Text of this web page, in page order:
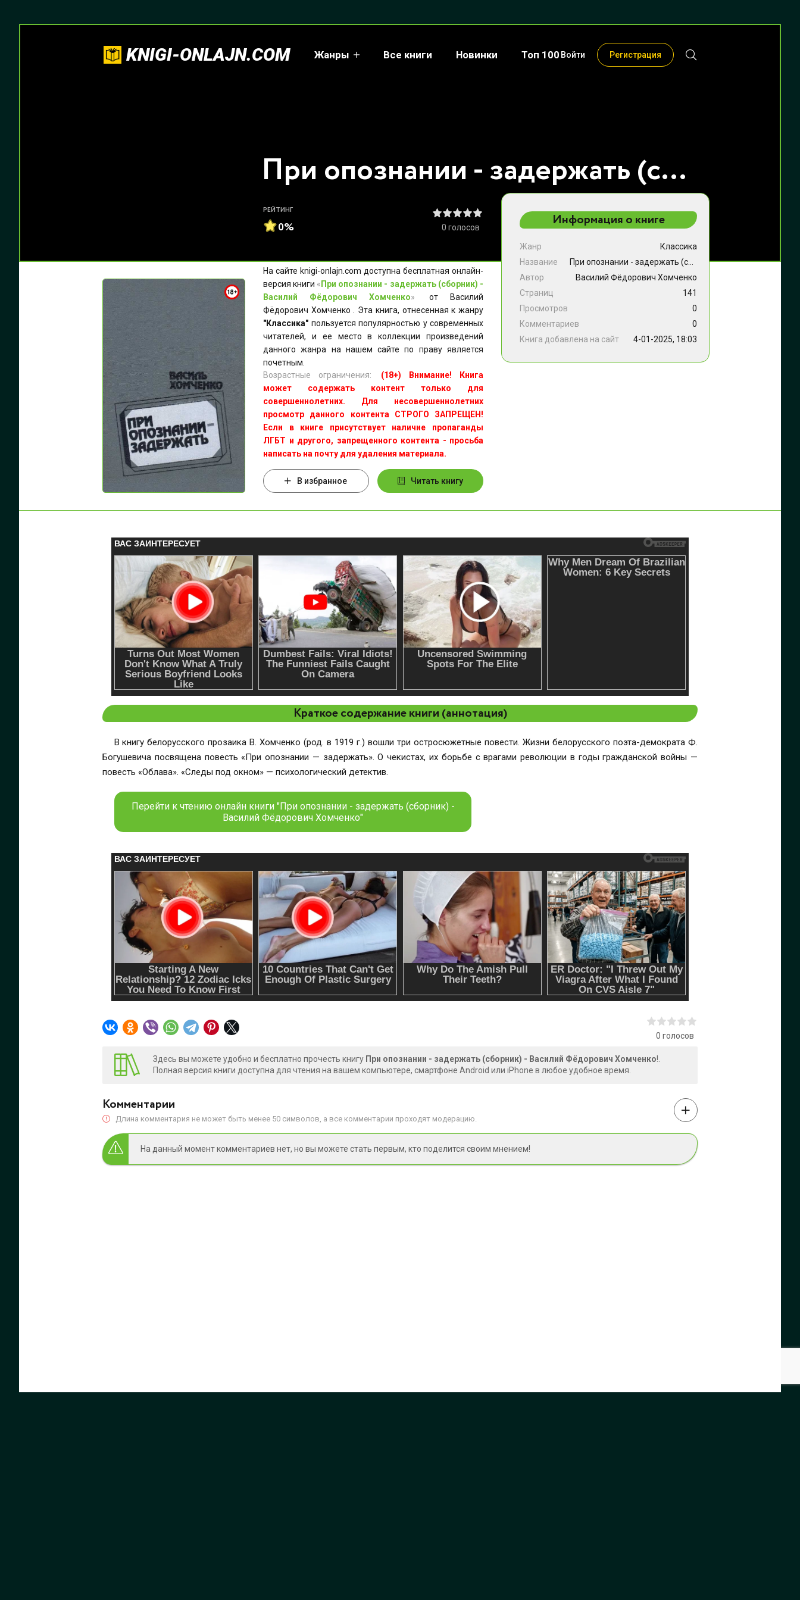
KNIGI-ONLAJN.COM Жанры Все книги Новинки Топ 100 Войти Регистрация
При опознании - задержать (сборник) - Василий Фёдорович Хомченко
РЕЙТИНГ
0% 0 голосов
На сайте knigi-onlajn.com доступна бесплатная онлайн-
версия книги « При опознании - задержать (сборник) -
Василий Фёдорович Хомченко»
от Василий
Фёдорович Хомченко . Эта книга, отнесенная к жанру
"Классика" пользуется популярностью у современных
читателей, и ее место в коллекции произведений
данного жанра на нашем сайте по праву является
почетным.
Возрастные ограничения:
(18+) Внимание! Книга
может содержать контент только для
совершеннолетних. Для несовершеннолетних
просмотр данного контента СТРОГО ЗАПРЕЩЕН!
Если в книге присутствует наличие пропаганды
ЛГБТ и другого, запрещенного контента - просьба
написать на почту для удаления материала.
В избранное Читать книгу
Информация о книге
Жанр
Классика
Название
Автор
Василий Фёдорович Хомченко
Страниц
141
Просмотров
0
Комментариев
0
Книга добавлена на сайт
4-01-2025, 18:03
Краткое содержание книги (аннотация)
В книгу белорусского прозаика В. Хомченко (род. в 1919 г.) вошли три остросюжетные повести. Жизни белорусского поэта-демократа Ф.
Богушевича посвящена повесть «При опознании — задержать». О чекистах, их борьбе с врагами революции в годы гражданской войны —
повесть «Облава». «Следы под окном» — психологический детектив.
Перейти к чтению онлайн книги "При опознании - задержать (сборник) -
Василий Фёдорович Хомченко"
0 голосов
Здесь вы можете удобно и бесплатно прочесть книгу При опознании - задержать (сборник) - Василий Фёдорович Хомченко!.
Полная версия книги доступна для чтения на вашем компьютере, смартфоне Android или iPhone в любое удобное время.
Комментарии
Длина комментария не может быть менее 50 символов, а все комментарии проходят модерацию.
На данный момент комментариев нет, но вы можете стать первым, кто поделится своим мнением!